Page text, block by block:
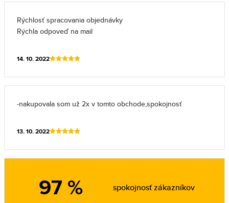
Rýchlosť spracovania objednávky
Rýchla odpoveď na mail
14. 10. 2022
-nakupovala som už 2x v tomto obchode,spokojnosť
13. 10. 2022
97 % spokojnosť zákazníkov